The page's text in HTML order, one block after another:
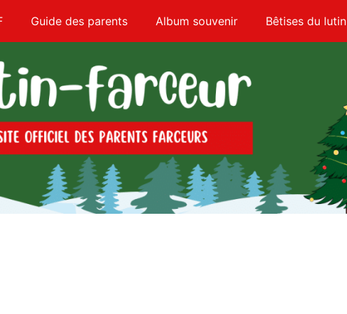
Guide des parents Album souvenir Bêtises du lutin